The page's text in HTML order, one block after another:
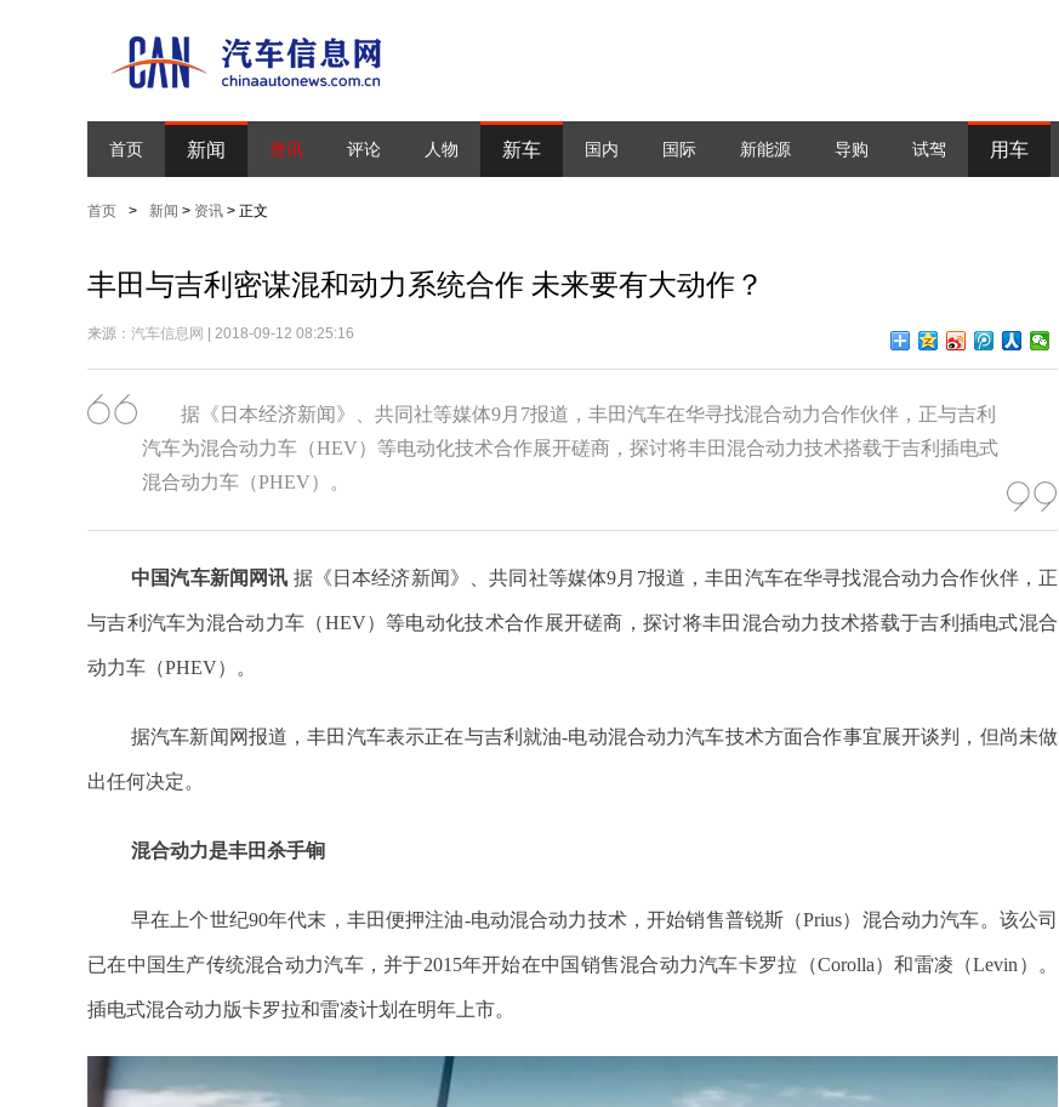
首页 新闻 资讯 评论 人物 新车 国内 国际 新能源 导购 试驾 用车
首页 > 新闻 > 资讯 > 正文
丰田与吉利密谋混和动力系统合作 未来要有大动作？
来源： 汽车信息网 | 2018-09-12 08:25:16
据《日本经济新闻》、共同社等媒体9月7报道，丰田汽车在华寻找混合动力合作伙伴，正与吉利
汽车为混合动力车（HEV）等电动化技术合作展开磋商，探讨将丰田混合动力技术搭载于吉利插电式
混合动力车（PHEV）。
中国汽车新闻网讯 据《日本经济新闻》、共同社等媒体9月7报道，丰田汽车在华寻找混合动力合作伙伴，正
与吉利汽车为混合动力车（HEV）等电动化技术合作展开磋商，探讨将丰田混合动力技术搭载于吉利插电式混合
动力车（PHEV）。
据汽车新闻网报道，丰田汽车表示正在与吉利就油-电动混合动力汽车技术方面合作事宜展开谈判，但尚未做
出任何决定。
混合动力是丰田杀手锏
早在上个世纪90年代末，丰田便押注油-电动混合动力技术，开始销售普锐斯（Prius）混合动力汽车。该公司
已在中国生产传统混合动力汽车，并于2015年开始在中国销售混合动力汽车卡罗拉（Corolla）和雷凌（Levin）。
插电式混合动力版卡罗拉和雷凌计划在明年上市。